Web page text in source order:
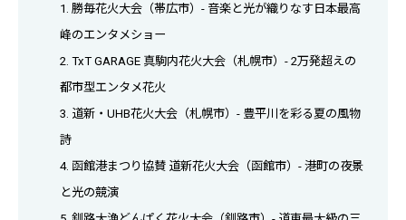
1. 勝毎花火大会（帯広市）- 音楽と光が織りなす日本最高
峰のエンタメショー
2. TxT GARAGE 真駒内花火大会（札幌市）- 2万発超えの
都市型エンタメ花火
3. 道新・UHB花火大会（札幌市）- 豊平川を彩る夏の風物
詩
4. 函館港まつり協賛 道新花火大会（函館市）- 港町の夜景
と光の競演